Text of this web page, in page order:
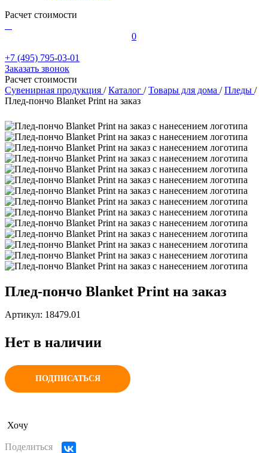
Расчет стоимости
0
+7 (495) 795-03-01
Заказать звонок
Расчет стоимости
Сувенирная продукция / Каталог / Товары для дома / Пледы /
Плед-пончо Blanket Print на заказ
Плед-пончо Blanket Print на заказ
Артикул: 18479.01
Нет в наличии
ПОДПИСАТЬСЯ
Хочу
Поделиться